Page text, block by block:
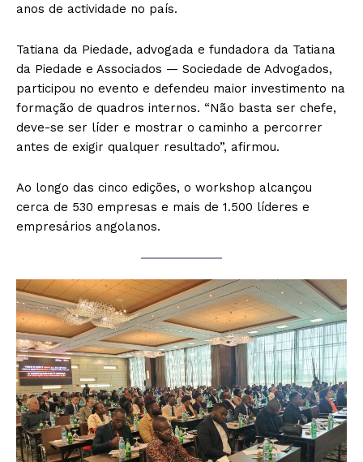
anos de actividade no país.
Tatiana da Piedade, advogada e fundadora da Tatiana
da Piedade e Associados — Sociedade de Advogados,
participou no evento e defendeu maior investimento na
formação de quadros internos. “Não basta ser chefe,
deve-se ser líder e mostrar o caminho a percorrer
antes de exigir qualquer resultado”, afirmou.
Ao longo das cinco edições, o workshop alcançou
cerca de 530 empresas e mais de 1.500 líderes e
empresários angolanos.